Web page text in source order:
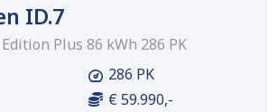
ID.7
Plus 86 kWh 286 PK
286 PK
€ 59.990,-